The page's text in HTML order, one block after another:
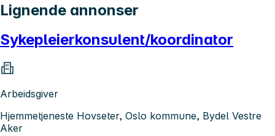
Lignende annonser
Sykepleierkonsulent/koordinator
Arbeidsgiver
Hjemmetjeneste Hovseter, Oslo kommune, Bydel Vestre
Aker